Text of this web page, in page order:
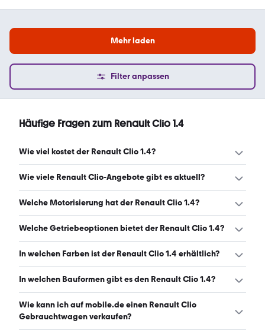
Mehr laden
Filter anpassen
Häufige Fragen zum Renault Clio 1.4
Wie viel kostet der Renault Clio 1.4?
Ein guter Preis für einen Renault Clio 1.4 liegt zwischen
Wie viele Renault Clio-Angebote gibt es aktuell?
Es gibt insgesamt 113 Renault Clio bei mobile.de, davon
Welche Motorisierung hat der Renault Clio 1.4?
Der Renault Clio 1.4 hat Leistungen zwischen 65 und 143
Welche Getriebeoptionen bietet der Renault Clio 1.4?
Der Renault Clio 1.4 ist mit manuellem und
In welchen Farben ist der Renault Clio 1.4 erhältlich?
Den Renault Clio 1.4 gibt es in folgenden Farben: grau,
gelb. Die häufigste Farbe ist grau. (Stand: 6.8.2026)
In welchen Bauformen gibt es den Renault Clio 1.4?
Den Renault Clio 1.4 gibt es in folgenden Bauformen:
Limousine und Kleinwagen. (Stand: 6.8.2026)
Wie kann ich auf mobile.de einen Renault Clio
Gebrauchtwagen verkaufen?